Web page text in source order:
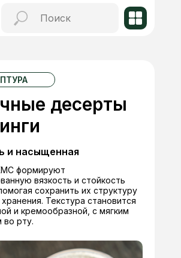
формируют
вязкость и стойкость
сохранить их структуру
Текстура становится
и кремообразной, с мягким
рту.
десерты
и насыщенная